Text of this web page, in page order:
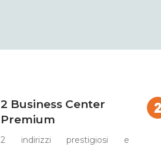
2 Business Center
Premium
2 indirizzi prestigiosi e